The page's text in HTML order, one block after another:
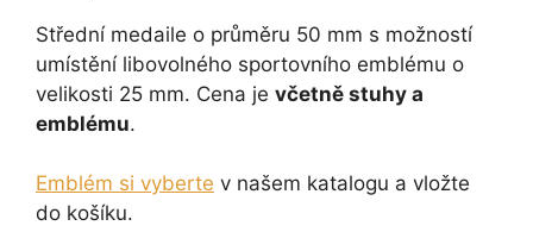
Střední medaile o průměru 50 mm s možností
umístění libovolného sportovního emblému o
velikosti 25 mm. Cena je včetně stuhy a
emblému.
Emblém si vyberte v našem katalogu a vložte
do košíku.